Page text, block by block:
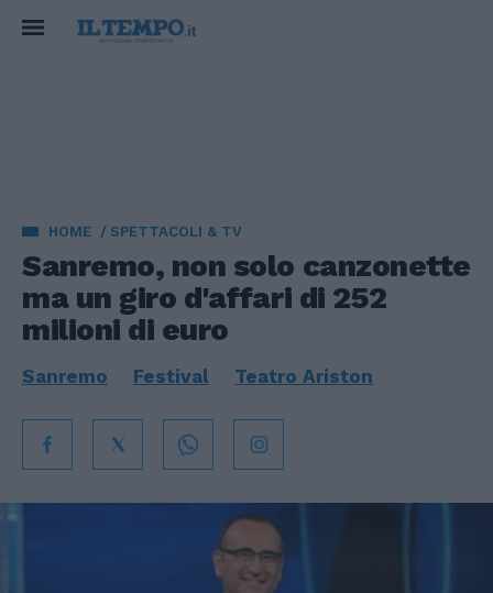
HOME SPETTACOLI & TV
Sanremo, non solo canzonette
ma un giro d'affari di 252
milioni di euro
Sanremo Festival Teatro Ariston